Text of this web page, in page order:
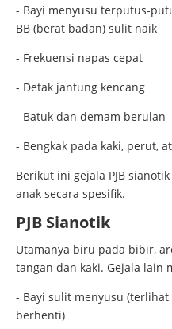
- Bayi menyusu terputus-
BB (berat badan) sulit naik
- Frekuensi napas cepat
- Detak jantung kencang
- Batuk dan demam berulan
- Bengkak pada kaki, perut,
Berikut ini gejala PJB
anak secara spesifik.
PJB Sianotik
Utamanya biru pada bibir,
tangan dan kaki. Gejala lain
- Bayi sulit menyusu
berhenti)